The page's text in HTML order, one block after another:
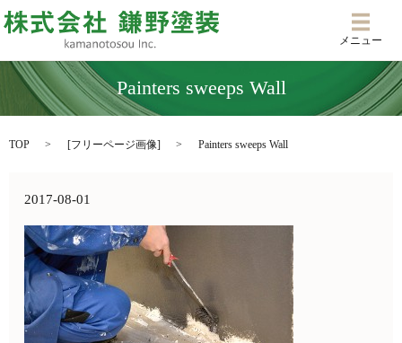
メニ
メニュー
Painters sweeps Wall
TOP [フリーページ画像] Painters sweeps Wall
2017-08-01